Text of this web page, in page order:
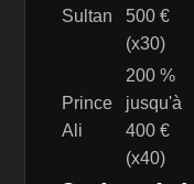
Sultan
500 €
(x30)
Prince
Ali
200 %
jusqu'à
400 €
(x40)